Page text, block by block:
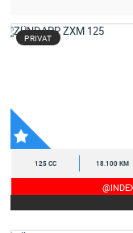
PRIVAT
125 CC 18.100 KM